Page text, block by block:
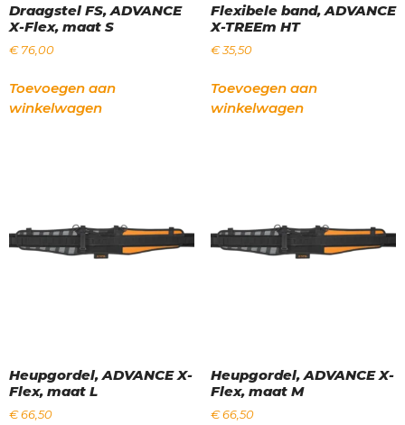
Draagstel FS, ADVANCE
X-Flex, maat S
€76,00
Toevoegen aan
winkelwagen
Flexibele band, ADVANCE
X-TREEm HT
€35,50
Toevoegen aan
winkelwagen
Heupgordel, ADVANCE X-
Flex, maat L
€66,50
Heupgordel, ADVANCE X-
Flex, maat M
€66,50